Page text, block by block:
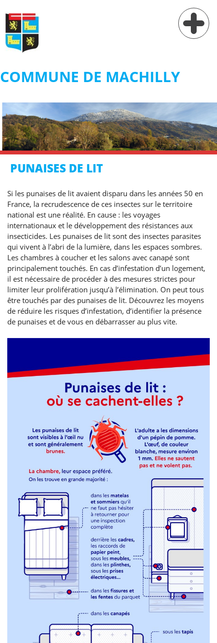
COMMUNE DE MACHILLY
Vie pratique
Services
Village
Contact
PUNAISES DE LIT
Si les punaises de lit avaient disparu dans les années 50 en
France, la recrudescence de ces insectes sur le territoire
national est une réalité. En cause : les voyages
internationaux et le développement des résistances aux
insecticides. Les punaises de lit sont des insectes parasites
qui vivent à l’abri de la lumière, dans les espaces sombres.
Les chambres à coucher et les salons avec canapé sont
principalement touchés. En cas d’infestation d’un logement,
il est nécessaire de procéder à des mesures strictes pour
limiter leur prolifération jusqu’à l’élimination. On peut tous
être touchés par des punaises de lit. Découvrez les moyens
de réduire les risques d’infestation, d’identifier la présence
de punaises et de vous en débarrasser au plus vite.